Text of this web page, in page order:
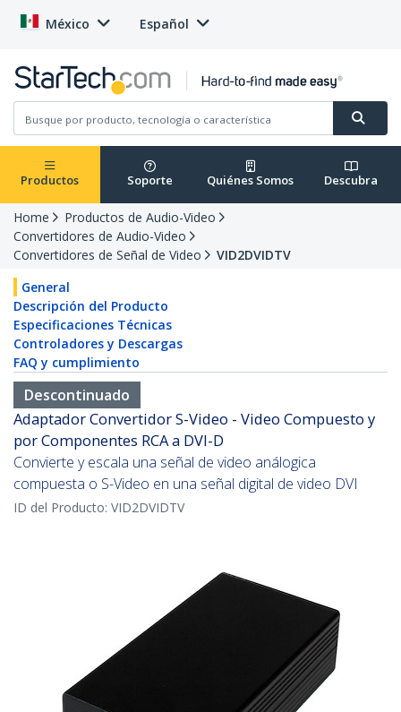
México Español
Productos Soporte Quiénes Somos Descubra
Home
Productos de Audio-Video
Convertidores de Audio-Video
Convertidores de Señal de Video
VID2DVIDTV
General
Descripción del Producto
Especificaciones Técnicas
Controladores y Descargas
FAQ y cumplimiento
Descontinuado
Adaptador Convertidor S-Video - Video Compuesto y
por Componentes RCA a DVI-D
Convierte y escala una señal de video análogica
compuesta o S-Video en una señal digital de video DVI
ID del Producto: VID2DVIDTV